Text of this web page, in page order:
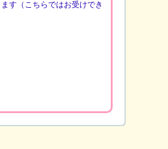
す（こちらではお受けでき